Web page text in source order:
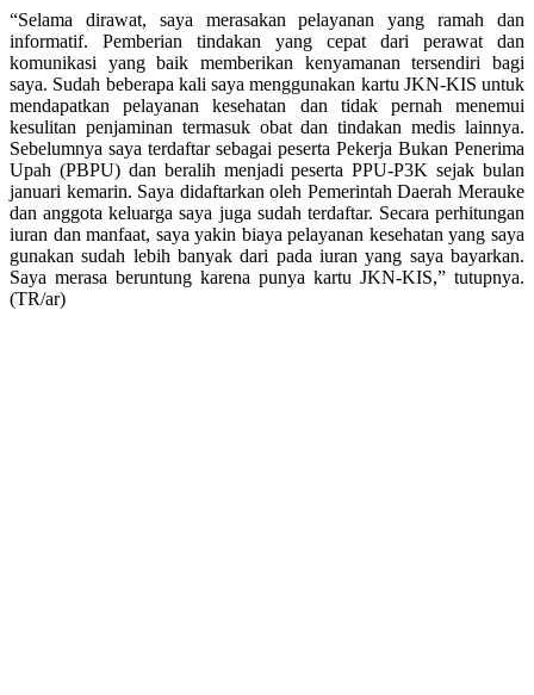
“Selama dirawat, saya merasakan pelayanan yang ramah dan
informatif. Pemberian tindakan yang cepat dari perawat dan
komunikasi yang baik memberikan kenyamanan tersendiri bagi
saya. Sudah beberapa kali saya menggunakan kartu JKN-KIS untuk
mendapatkan pelayanan kesehatan dan tidak pernah menemui
kesulitan penjaminan termasuk obat dan tindakan medis lainnya.
Sebelumnya saya terdaftar sebagai peserta Pekerja Bukan Penerima
Upah (PBPU) dan beralih menjadi peserta PPU-P3K sejak bulan
januari kemarin. Saya didaftarkan oleh Pemerintah Daerah Merauke
dan anggota keluarga saya juga sudah terdaftar. Secara perhitungan
iuran dan manfaat, saya yakin biaya pelayanan kesehatan yang saya
gunakan sudah lebih banyak dari pada iuran yang saya bayarkan.
Saya merasa beruntung karena punya kartu JKN-KIS,” tutupnya.
(TR/ar)